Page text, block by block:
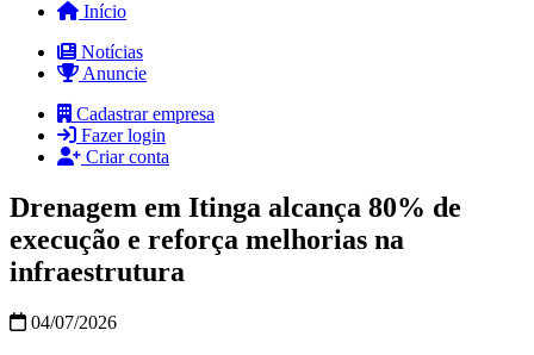
Início
Notícias
Anuncie
Cadastrar empresa
Fazer login
Criar conta
Drenagem em Itinga alcança 80% de
execução e reforça melhorias na
infraestrutura
04/07/2026